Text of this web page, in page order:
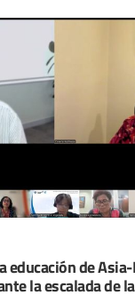
educación de
la escalada de